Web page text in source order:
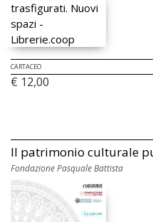
CARTACEO
€ 12,00
Il patrimonio culturale
Fondazione Pasquale Battista